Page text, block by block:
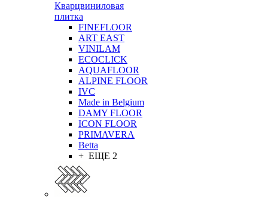
Кварцвиниловая
плитка
FINEFLOOR
ART EAST
VINILAM
ECOCLICK
AQUAFLOOR
ALPINE FLOOR
IVC
Made in Belgium
DAMY FLOOR
ICON FLOOR
PRIMAVERA
Betta
+ ЕЩЕ 2